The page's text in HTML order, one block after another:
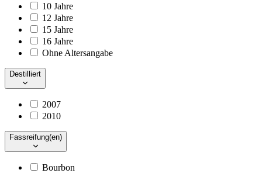
10 Jahre
12 Jahre
15 Jahre
16 Jahre
Ohne Altersangabe
Destilliert
2007
2010
Fassreifung(en)
Bourbon